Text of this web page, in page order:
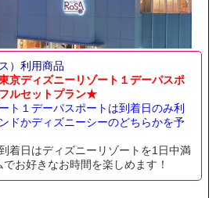
）利用商品
京ディズニーリゾート１デーパスポ
ルセットプラン★
ト１デーパスポートは到着日のみ利
ドかディズニーシーのどちらかを予
着日はディズニーリゾートを1日中満
お好きなお時間を楽しめます！